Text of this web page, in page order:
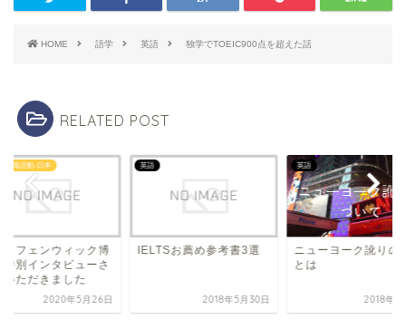
HOME 語学 英語 独学でTOEIC900点を超えた話
RELATED POST
転職活動-日本
・フェンウィック博
特別インタビューさ
いただきました
2020年5月26日
英語
IELTSお薦め参考書3選
2018年5月30日
英語
ニューヨーク訛りの
とは
2018年2